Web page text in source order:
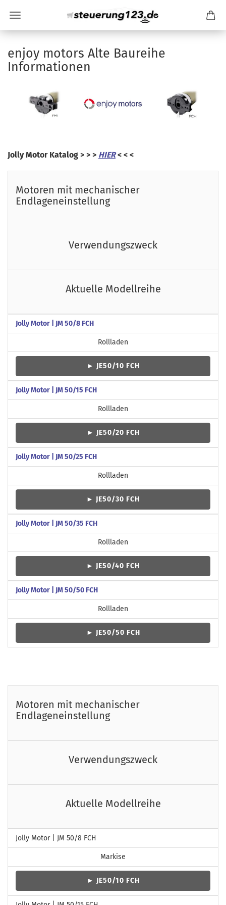
enjoy motors Alte Baureihe
Informationen
Jolly Motor Katalog > > > HIER < < <
Motoren mit mechanischer
Endlageneinstellung
Verwendungszweck
Aktuelle Modellreihe
Jolly Motor | JM 50/8 FCH
Rollladen
► JE50/10 FCH
Jolly Motor | JM 50/15 FCH
Rollladen
► JE50/20 FCH
Jolly Motor | JM 50/25 FCH
Rollladen
► JE50/30 FCH
Jolly Motor | JM 50/35 FCH
Rollladen
► JE50/40 FCH
Jolly Motor | JM 50/50 FCH
Rollladen
► JE50/50 FCH
Motoren mit mechanischer
Endlageneinstellung
Verwendungszweck
Aktuelle Modellreihe
Jolly Motor | JM 50/8 FCH
Markise
► JE50/10 FCH